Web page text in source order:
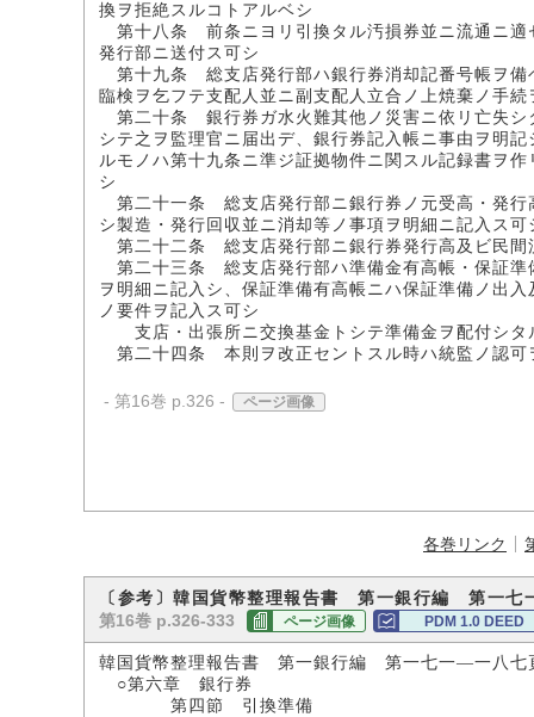
換ヲ拒絶スルコトアルベシ
第十八条 前条ニヨリ引換タル汚損券並ニ流通ニ適
発行部ニ送付ス可シ
第十九条 総支店発行部ハ銀行券消却記番号帳ヲ備
臨検ヲ乞フテ支配人並ニ副支配人立合ノ上焼棄ノ手
第二十条 銀行券ガ水火難其他ノ災害ニ依リ亡失シ
シテ之ヲ監理官ニ届出デ、銀行券記入帳ニ事由ヲ明
ルモノハ第十九条ニ準ジ証拠物件ニ関スル記録書ヲ
シ
第二十一条 総支店発行部ニ銀行券ノ元受高・発行
シ製造・発行回収並ニ消却等ノ事項ヲ明細ニ記入ス可
第二十二条 総支店発行部ニ銀行券発行高及ビ民間
第二十三条 総支店発行部ハ準備金有高帳・保証準
ヲ明細ニ記入シ、保証準備有高帳ニハ保証準備ノ出
ノ要件ヲ記入ス可シ
支店・出張所ニ交換基金トシテ準備金ヲ配付シタ
第二十四条 本則ヲ改正セントスル時ハ統監ノ認可
- 第16巻 p.326 - ページ画像
各巻リンク
〔参考〕韓国貨幣整理報告書 第一銀行編 第一七
第16巻 p.326-333 ページ画像 PDM 1.0 DEED
韓国貨幣整理報告書 第一銀行編 第一七一―一八七
○第六章 銀行券
第四節 引換準備